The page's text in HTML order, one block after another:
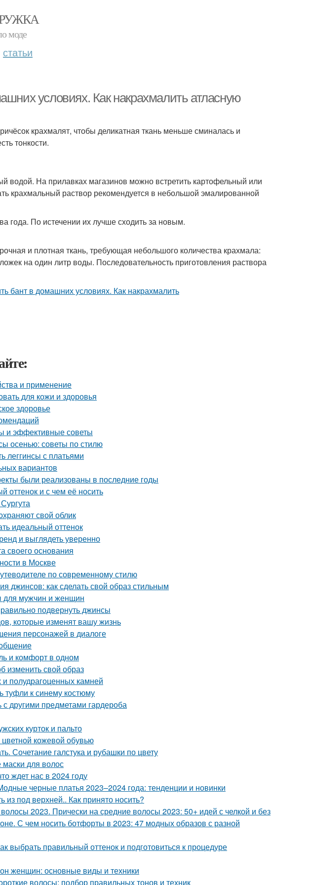
моде
статьи
условиях. Как накрахмалить атласную
крахмалят, чтобы деликатная ткань меньше сминалась и
тонкости.
водой. На прилавках магазинов можно встретить картофельный или
крахмальный раствор рекомендуется в небольшой эмалированной
года. По истечении их лучше сходить за новым.
и плотная ткань, требующая небольшого количества крахмала:
на один литр воды. Последовательность приготовления раствора
и применение
для кожи и здоровья
здоровье
и эффективные советы
осенью: советы по стилю
леггинсы с платьями
вариантов
были реализованы в последние годы
оттенок и с чем её носить
свой облик
идеальный оттенок
и выглядеть уверенно
своего основания
в Москве
по современному стилю
джинсов: как сделать свой образ стильным
для мужчин и женщин
подвернуть джинсы
которые изменят вашу жизнь
персонажей в диалоге
и комфорт в одном
изменить свой образ
полудрагоценных камней
туфли к синему костюму
другими предметами гардероба
курток и пальто
цветной кожевой обувью
Сочетание галстука и рубашки по цвету
для волос
ждет нас в 2024 году
черные платья 2023–2024 года: тенденции и новинки
под верхней.. Как принято носить?
2023. Прически на средние волосы 2023: 50+ идей с челкой и без
С чем носить ботфорты в 2023: 47 модных образов с разной
выбрать правильный оттенок и подготовиться к процедуре
женщин: основные виды и техники
волосы: подбор правильных тонов и техник